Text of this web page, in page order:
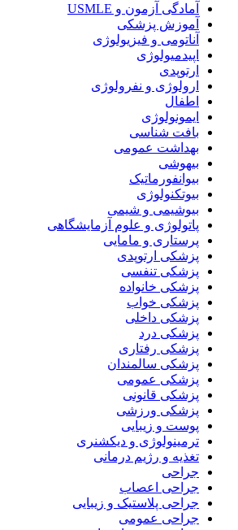
آمادگی آزمون و USMLE
آموزش پزشکی
آناتومی و فیزیولوژی
اپیدمیولوژی
ارتوپدی
ارولوژی و نفرولوژی
اطفال
ایمونولوژی
بافت شناسی
بهداشت عمومی
بیهوشی
بیوانفورماتیک
بیوتکنولوژی
بیوشیمی و شیمی
پاتولوژی و علوم آزمایشگاهی
پرستاری و مامایی
پزشکی ارتوپدی
پزشکی تنفسی
پزشکی خانواده
پزشکی خواب
پزشکی داخلی
پزشکی درد
پزشکی رفتاری
پزشکی سالمندان
پزشکی عمومی
پزشکی قانونی
پزشکی ورزشی
پوست و زیبایی
ترمینولوژی و دیکشنری
تغذیه و رژیم درمانی
جراحی
جراحی اعصاب
جراحی پلاستیک و زیبایی
جراحی عمومی